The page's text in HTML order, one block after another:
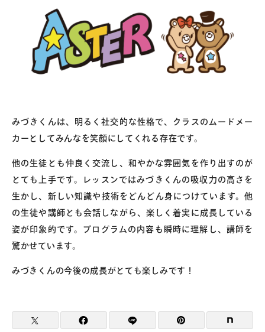
みづきくんは、明るく社交的な性格で、クラスのムードメー
カーとしてみんなを笑顔にしてくれる存在です。
他の生徒とも仲良く交流し、和やかな雰囲気を作り出すのが
とても上手です。レッスンではみづきくんの吸収力の高さを
生かし、新しい知識や技術をどんどん身につけています。他
の生徒や講師とも会話しながら、楽しく着実に成長している
姿が印象的です。プログラムの内容も瞬時に理解し、講師を
驚かせています。
みづきくんの今後の成長がとても楽しみです！